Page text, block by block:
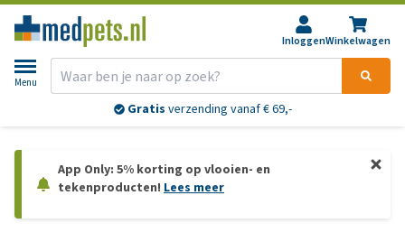
InloggenWinkelwagen
Menu
Gratis verzending vanaf € 69,-
App Only: 5% korting op vlooien- en
tekenproducten! Lees meer